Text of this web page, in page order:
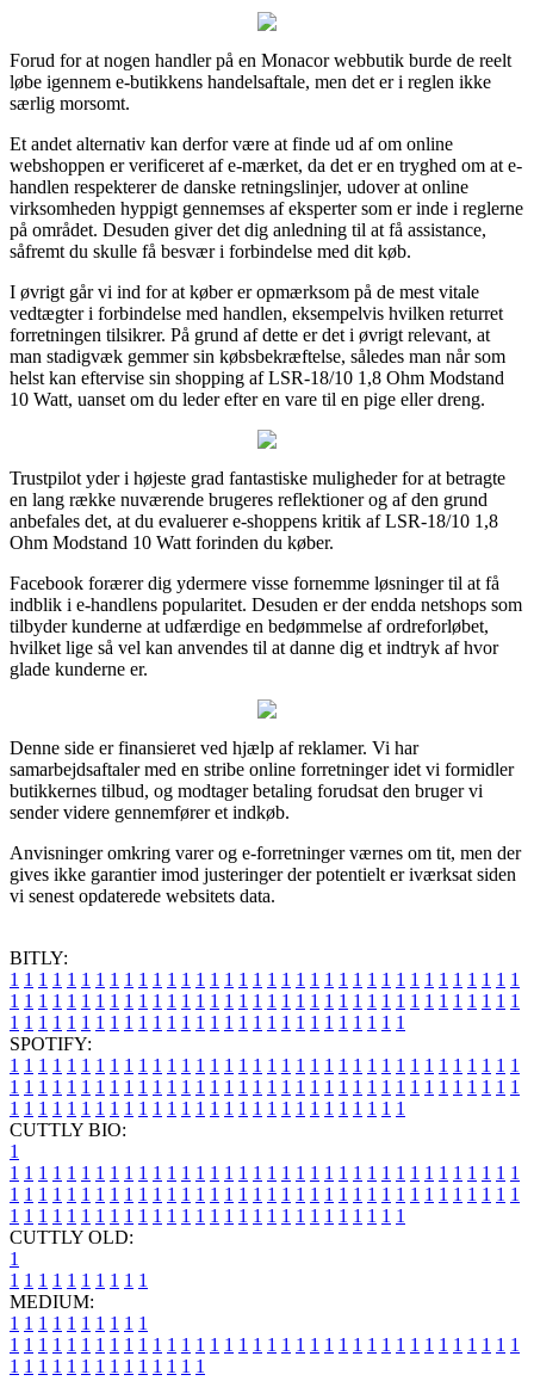
Forud for at nogen handler på en Monacor webbutik burde de reelt
løbe igennem e-butikkens handelsaftale, men det er i reglen ikke
særlig morsomt.
Et andet alternativ kan derfor være at finde ud af om online
webshoppen er verificeret af e-mærket, da det er en tryghed om at e-
handlen respekterer de danske retningslinjer, udover at online
virksomheden hyppigt gennemses af eksperter som er inde i reglerne
på området. Desuden giver det dig anledning til at få assistance,
såfremt du skulle få besvær i forbindelse med dit køb.
I øvrigt går vi ind for at køber er opmærksom på de mest vitale
vedtægter i forbindelse med handlen, eksempelvis hvilken returret
forretningen tilsikrer. På grund af dette er det i øvrigt relevant, at
man stadigvæk gemmer sin købsbekræftelse, således man når som
helst kan eftervise sin shopping af LSR-18/10 1,8 Ohm Modstand
10 Watt, uanset om du leder efter en vare til en pige eller dreng.
Trustpilot yder i højeste grad fantastiske muligheder for at betragte
en lang række nuværende brugeres reflektioner og af den grund
anbefales det, at du evaluerer e-shoppens kritik af LSR-18/10 1,8
Ohm Modstand 10 Watt forinden du køber.
Facebook forærer dig ydermere visse fornemme løsninger til at få
indblik i e-handlens popularitet. Desuden er der endda netshops som
tilbyder kunderne at udfærdige en bedømmelse af ordreforløbet,
hvilket lige så vel kan anvendes til at danne dig et indtryk af hvor
glade kunderne er.
Denne side er finansieret ved hjælp af reklamer. Vi har
samarbejdsaftaler med en stribe online forretninger idet vi formidler
butikkernes tilbud, og modtager betaling forudsat den bruger vi
sender videre gennemfører et indkøb.
Anvisninger omkring varer og e-forretninger værnes om tit, men der
gives ikke garantier imod justeringer der potentielt er iværksat siden
vi senest opdaterede websitets data.
BITLY:
1 1 1 1 1 1 1 1 1 1 1 1 1 1 1 1 1 1 1 1 1 1 1 1 1 1 1 1 1 1 1 1 1 1 1 1
1 1 1 1 1 1 1 1 1 1 1 1 1 1 1 1 1 1 1 1 1 1 1 1 1 1 1 1 1 1 1 1 1 1 1 1
1 1 1 1 1 1 1 1 1 1 1 1 1 1 1 1 1 1 1 1 1 1 1 1 1 1 1 1
SPOTIFY:
1 1 1 1 1 1 1 1 1 1 1 1 1 1 1 1 1 1 1 1 1 1 1 1 1 1 1 1 1 1 1 1 1 1 1 1
1 1 1 1 1 1 1 1 1 1 1 1 1 1 1 1 1 1 1 1 1 1 1 1 1 1 1 1 1 1 1 1 1 1 1 1
1 1 1 1 1 1 1 1 1 1 1 1 1 1 1 1 1 1 1 1 1 1 1 1 1 1 1 1
CUTTLY BIO:
1
1 1 1 1 1 1 1 1 1 1 1 1 1 1 1 1 1 1 1 1 1 1 1 1 1 1 1 1 1 1 1 1 1 1 1 1
1 1 1 1 1 1 1 1 1 1 1 1 1 1 1 1 1 1 1 1 1 1 1 1 1 1 1 1 1 1 1 1 1 1 1 1
1 1 1 1 1 1 1 1 1 1 1 1 1 1 1 1 1 1 1 1 1 1 1 1 1 1 1 1
CUTTLY OLD:
1
1 1 1 1 1 1 1 1 1 1
MEDIUM:
1 1 1 1 1 1 1 1 1 1
1 1 1 1 1 1 1 1 1 1 1 1 1 1 1 1 1 1 1 1 1 1 1 1 1 1 1 1 1 1 1 1 1 1 1 1
1 1 1 1 1 1 1 1 1 1 1 1 1 1